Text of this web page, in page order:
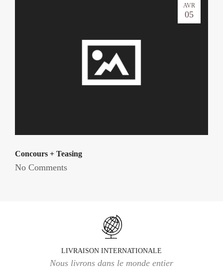
AVR
05
Concours + Teasing
No Comments
LIVRAISON INTERNATIONALE
Nous livrons dans le monde entier